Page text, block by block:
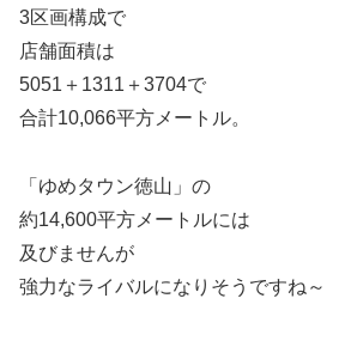
3区画構成で
店舗面積は
5051＋1311＋3704で
合計10,066平方メートル。
「ゆめタウン徳山」の
約14,600平方メートルには
及びませんが
強力なライバルになりそうですね～